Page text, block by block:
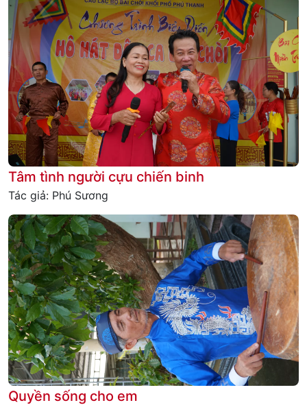
Tâm tình người cựu chiến binh
Tác giả: Phú Sương
Quyền sống cho em